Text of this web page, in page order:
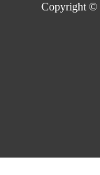
Copyright ©